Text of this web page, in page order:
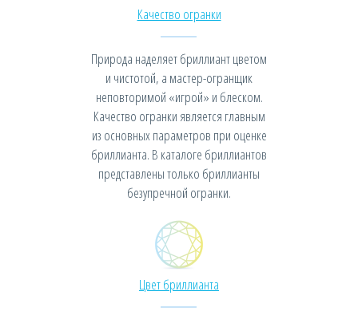
Качество огранки
Природа наделяет бриллиант цветом
и чистотой, а мастер-огранщик
неповторимой «игрой» и блеском.
Качество огранки является главным
из основных параметров при оценке
бриллианта. В каталоге бриллиантов
представлены только бриллианты
безупречной огранки.
Цвет бриллианта